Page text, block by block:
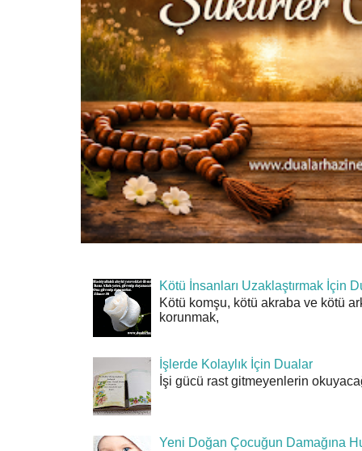
Kötü İnsanları Uzaklaştırmak İçin
Kötü komşu, kötü akraba ve kötü
korunmak,
İşlerde Kolaylık İçin Dualar
İşi gücü rast gitmeyenlerin
Yeni Doğan Çocuğun Damağına